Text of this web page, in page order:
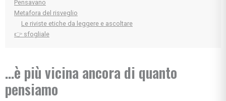
Pensavano
Metafora del risveglio
Le riviste etiche da leggere e ascoltare
👉 sfogliale
...è più vicina ancora di quanto
pensiamo